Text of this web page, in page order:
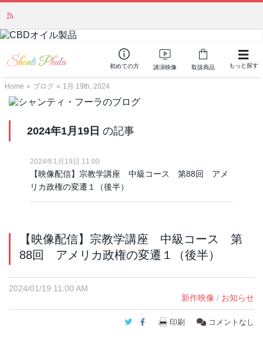
初めての方 講演映像 取扱商品 もっと探す
Home » ブログ » 1月 19th, 2024
2024年1月19日 の記事
2024年1月19日 11:00
【映像配信】宗教学講座 中級コース 第88回 アメ
リカ政権の変遷１（後半）
【映像配信】宗教学講座 中級コース 第
88回 アメリカ政権の変遷１（後半）
2024/01/19 11:00 AM
新作映像 / お知らせ
Twitter
Facebook
印刷 コメントなし